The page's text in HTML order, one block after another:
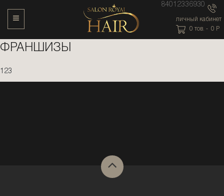
84012336930
личный кабинет
0 тов. - 0 P
Toggle Navigation
ФРАНШИЗЫ
123